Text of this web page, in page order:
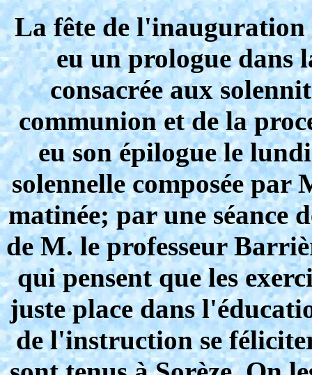
La fête de
eu un prologue dans
consacrée aux
communion et de la
eu son épilogue le
solennelle composée par
matinée; par une séance
de M. le professeur
qui pensent que les
juste place dans
de l'instruction se